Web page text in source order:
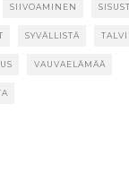
SIIVOAMINEN
SYVÄLLISTÄ TALVI
VAUVAELÄMÄÄ